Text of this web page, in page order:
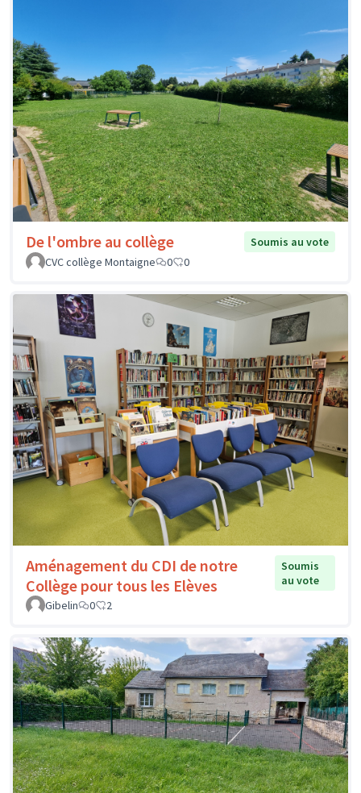
De l'ombre au collège
Soumis au vote
CVC collège Montaigne
0 0
Aménagement du CDI de notre
Collège pour tous les Elèves
Soumis
au vote
Gibelin
0 2